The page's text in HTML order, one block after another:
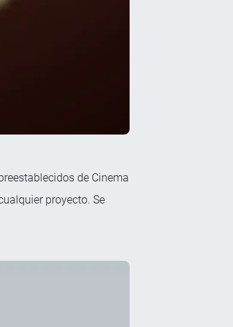
de Cinema
proyecto. Se